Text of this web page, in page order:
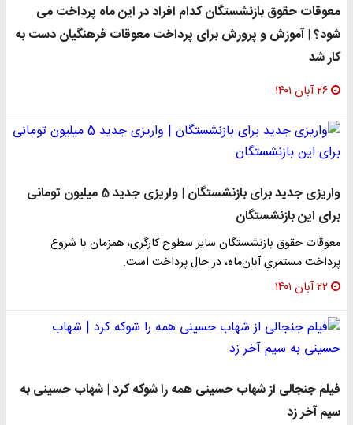
معوقات حقوق بازنشستگان کدام افراد در این ماه پرداخت می
شود؟ | آموزش و پرورش برای پرداخت معوقات فرهنگیان دست به
کار شد
۲۶ آبان ۱۴۰۱
واریزی جدید برای بازنشستگان | واریزی جدید 5 میلیون تومانی
برای این بازنشستگان
معوقات حقوق بازنشستگان سایر سطوح کارگری، همزمان با شروع
پرداخت مستمریِ آبان‌ماه، در حال پرداخت است.
۲۲ آبان ۱۴۰۱
فیلم جنجالی از شهاب حسینی همه را شوکه کرد | شهاب حسینی به
سیم آخر زد